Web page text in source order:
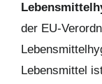
der EU-
Lebensmittel